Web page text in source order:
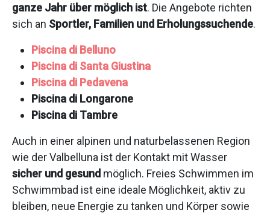
ganze Jahr über möglich ist. Die Angebote richten
sich an Sportler, Familien und Erholungssuchende.
Piscina di Belluno
Piscina di Santa Giustina
Piscina di Pedavena
Piscina di Longarone
Piscina di Tambre
Auch in einer alpinen und naturbelassenen Region
wie der Valbelluna ist der Kontakt mit Wasser
sicher und gesund möglich. Freies Schwimmen im
Schwimmbad ist eine ideale Möglichkeit, aktiv zu
bleiben, neue Energie zu tanken und Körper sowie